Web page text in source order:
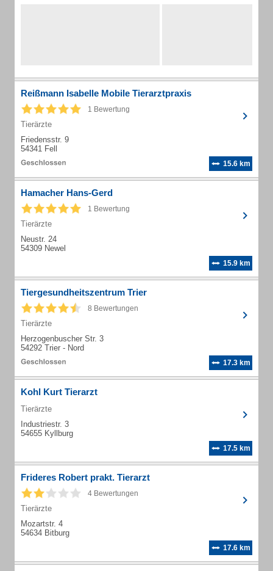
Reißmann Isabelle Mobile Tierarztpraxis
1 Bewertung
Tierärzte
Friedensstr. 9
54341 Fell
15.6 km
Hamacher Hans-Gerd
1 Bewertung
Tierärzte
Neustr. 24
54309 Newel
15.9 km
Tiergesundheitszentrum Trier
8 Bewertungen
Tierärzte
Herzogenbuscher Str. 3
54292 Trier - Nord
17.3 km
Kohl Kurt Tierarzt
Tierärzte
Industriestr. 3
54655 Kyllburg
17.5 km
Frideres Robert prakt. Tierarzt
4 Bewertungen
Tierärzte
Mozartstr. 4
54634 Bitburg
17.6 km